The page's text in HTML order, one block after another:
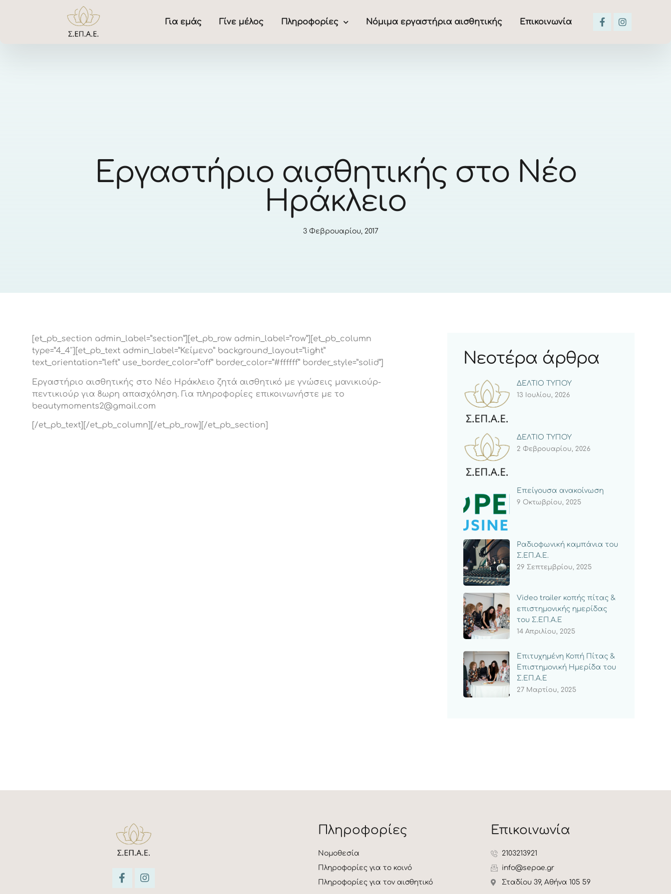
Για εμάς Γίνε μέλος Πληροφορίες Νόμιμα εργαστήρια αισθητικής Επικοινωνία
Εργαστήριο αισθητικής στο Νέο
Ηράκλειο
3 Φεβρουαρίου, 2017
[et_pb_section admin_label=”section”][et_pb_row admin_label=”row”][et_pb_column
type=”4_4″][et_pb_text admin_label=”Κείμενο” background_layout=”light”
text_orientation=”left” use_border_color=”off” border_color=”#ffffff” border_style=”solid”]
Εργαστήριο αισθητικής στο Νέο Ηράκλειο ζητά αισθητικό με γνώσεις μανικιούρ-
πεντικιούρ για 8ωρη απασχόληση. Για πληροφορίες επικοινωνήστε με το
beautymoments2@gmail.com
[/et_pb_text][/et_pb_column][/et_pb_row][/et_pb_section]
Νεοτέρα άρθρα
ΔΕΛΤΙΟ ΤΥΠΟΥ
13 Ιουλίου, 2026
ΔΕΛΤΙΟ ΤΥΠΟΥ
2 Φεβρουαρίου, 2026
Επείγουσα ανακοίνωση
9 Οκτωβρίου, 2025
Ραδιοφωνική καμπάνια του
Σ.ΕΠ.Α.Ε.
29 Σεπτεμβρίου, 2025
Video trailer κοπής πίτας &
επιστημονικής ημερίδας
του Σ.ΕΠ.Α.Ε
14 Απριλίου, 2025
Επιτυχημένη Κοπή Πίτας &
Επιστημονική Ημερίδα του
Σ.ΕΠ.Α.Ε
27 Μαρτίου, 2025
Πληροφορίες
Νομοθεσία
Πληροφορίες για το κοινό
Πληροφορίες για τον αισθητικό
Επικοινωνία
2103213921
info@sepae.gr
Σταδίου 39, Αθήνα 105 59